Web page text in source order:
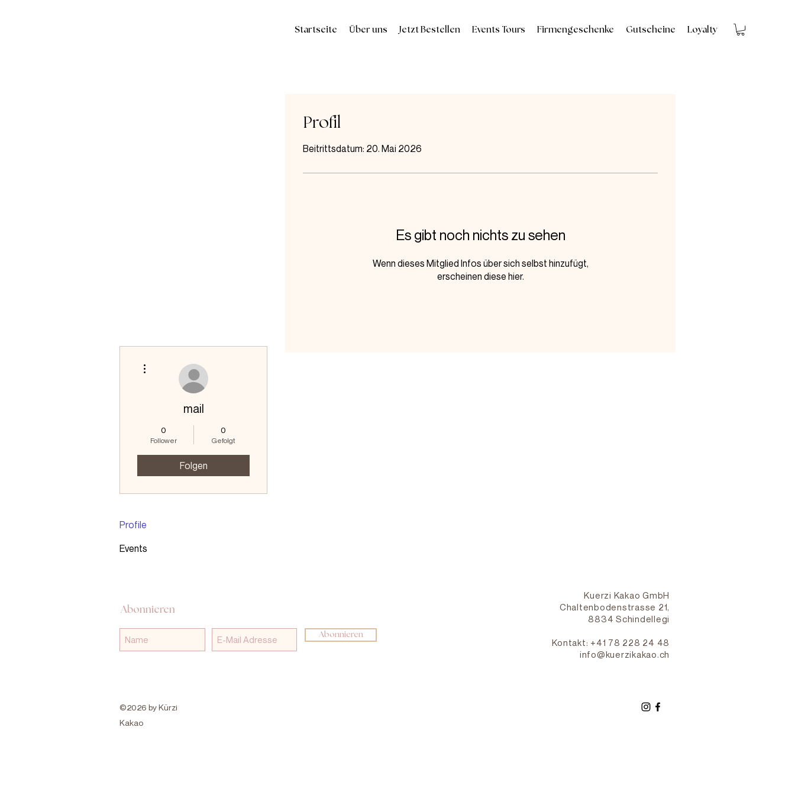
Startseite Über uns Jetzt Bestellen Events Tours Firmengeschenke Gutscheine Loyalty
Profil
Beitrittsdatum: 20. Mai 2026
Es gibt noch nichts zu sehen
Wenn dieses Mitglied Infos über sich selbst hinzufügt,
erscheinen diese hier.
mail
0
Follower
0
Gefolgt
Folgen
Profile
Events
Abonnieren
Abonnieren
Kuerzi Kakao GmbH
Chaltenbodenstrasse 21,
8834 Schindellegi
Kontakt: +41 78 228 24 48
info@kuerzikakao.ch
©2026 by Kürzi
Kakao